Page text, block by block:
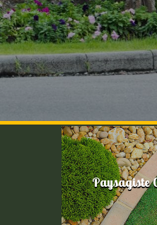
Paysagiste